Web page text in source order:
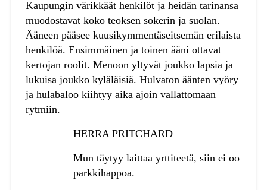
Kaupungin värikkäät henkilöt ja heidän tarinansa
muodostavat koko teoksen sokerin ja suolan.
Ääneen pääsee kuusikymmentäseitsemän erilaista
henkilöä. Ensimmäinen ja toinen ääni ottavat
kertojan roolit. Menoon yltyvät joukko lapsia ja
lukuisa joukko kyläläisiä. Hulvaton äänten vyöry
ja hulabaloo kiihtyy aika ajoin vallattomaan
rytmiin.
HERRA PRITCHARD
Mun täytyy laittaa yrttiteetä, siin ei oo
parkkihappoa.